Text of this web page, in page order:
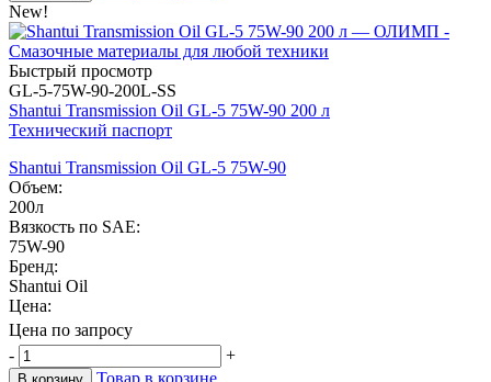
New!
Быстрый просмотр
GL-5-75W-90-200L-SS
Shantui Transmission Oil GL-5 75W-90 200 л
Технический паспорт
Shantui Transmission Oil GL-5 75W-90
Объем:
200л
Вязкость по SAE:
75W-90
Бренд:
Shantui Oil
Цена:
Цена по запросу
-
+
В корзину Товар в корзине